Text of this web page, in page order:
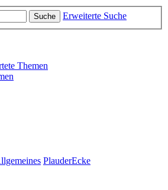
Suche Erweiterte Suche
Themen
PlauderEcke